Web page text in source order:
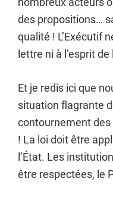
des propositions…
qualité ! L’Exécutif
lettre ni à l’esprit
Et je redis ici que
situation flagrante
contournement
! La loi doit être
l’État. Les
être respectées, le